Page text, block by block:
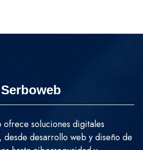
ofrece soluciones digitales
desde desarrollo web y diseño de